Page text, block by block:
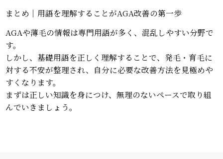
まとめ｜用語を理解することがAGA改善の第一歩
AGAや薄毛の情報は専門用語が多く、混乱しやすい分野で
す。
しかし、基礎用語を正しく理解することで、発毛・育毛に
対する不安が整理され、自分に必要な改善方法を見極めや
すくなります。
まずは正しい知識を身につけ、無理のないペースで取り組
んでいきましょう。